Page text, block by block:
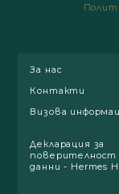
За нас
Контакти
Визова
Декларация за
поверителност
данни - Hermes